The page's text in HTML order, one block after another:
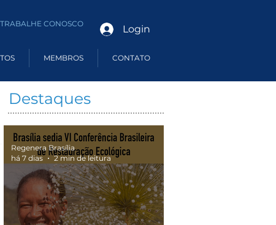
TRABALHE CONOSCO Login
MEMBROS CONTATO
Destaques
Regenera Brasília
há 7 dias
2 min de leitura